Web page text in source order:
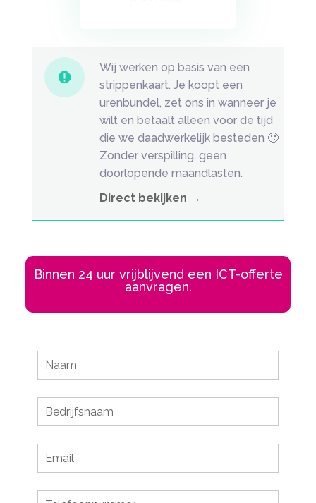

Wij werken op basis van een
strippenkaart. Je koopt een
urenbundel, zet ons in wanneer je
wilt en betaalt alleen voor de tijd
die we daadwerkelijk besteden 🙂
Zonder verspilling, geen
doorlopende maandlasten.
Direct bekijken →
Binnen 24 uur vrijblijvend een ICT-offerte
aanvragen.
Leave
this
blank